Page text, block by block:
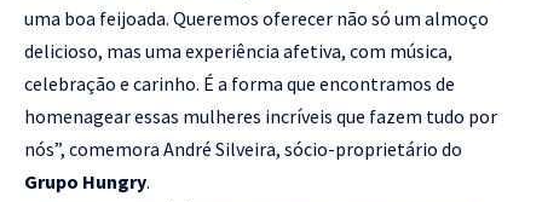
uma boa feijoada. Queremos oferecer não só um almoço
delicioso, mas uma experiência afetiva, com música,
celebração e carinho. É a forma que encontramos de
homenagear essas mulheres incríveis que fazem tudo por
nós”, comemora André Silveira, sócio-proprietário do
Grupo Hungry.